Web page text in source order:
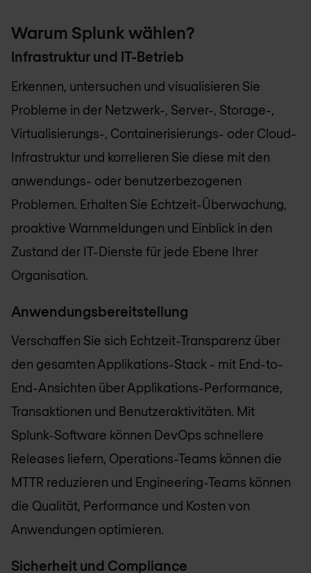
Warum Splunk wählen?
Infrastruktur und IT-Betrieb
Erkennen, untersuchen und visualisieren Sie
Probleme in der Netzwerk-, Server-, Storage-,
Virtualisierungs-, Containerisierungs- oder Cloud-
Infrastruktur und korrelieren Sie diese mit den
anwendungs- oder benutzerbezogenen
Problemen. Erhalten Sie Echtzeit-Überwachung,
proaktive Warnmeldungen und Einblick in den
Zustand der IT-Dienste für jede Ebene Ihrer
Organisation.
Anwendungsbereitstellung
Verschaffen Sie sich Echtzeit-Transparenz über
den gesamten Applikations-Stack - mit End-to-
End-Ansichten über Applikations-Performance,
Transaktionen und Benutzeraktivitäten. Mit
Splunk-Software können DevOps schnellere
Releases liefern, Operations-Teams können die
MTTR reduzieren und Engineering-Teams können
die Qualität, Performance und Kosten von
Anwendungen optimieren.
Sicherheit und Compliance